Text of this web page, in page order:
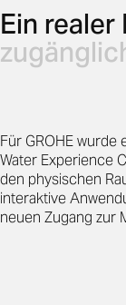
Ein
Für GROHE wurde
Water Experience
den physischen
interaktive
neuen Zugang zur